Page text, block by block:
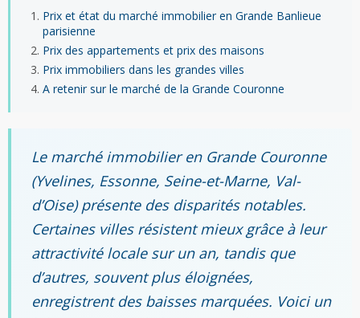
Prix et état du marché immobilier en Grande Banlieue
parisienne
Prix des appartements et prix des maisons
Prix immobiliers dans les grandes villes
A retenir sur le marché de la Grande Couronne
Le marché immobilier en Grande Couronne
(Yvelines, Essonne, Seine-et-Marne, Val-
d’Oise) présente des disparités notables.
Certaines villes résistent mieux grâce à leur
attractivité locale sur un an, tandis que
d’autres, souvent plus éloignées,
enregistrent des baisses marquées. Voici un